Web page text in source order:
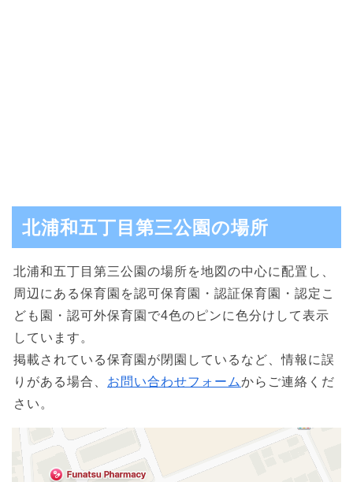
北浦和五丁目第三公園の場所
北浦和五丁目第三公園の場所を地図の中心に配置し、
周辺にある保育園を認可保育園・認証保育園・認定こ
ども園・認可外保育園で4色のピンに色分けして表示
しています。
掲載されている保育園が閉園しているなど、情報に誤
りがある場合、 お問い合わせフォームからご連絡くだ
さい。